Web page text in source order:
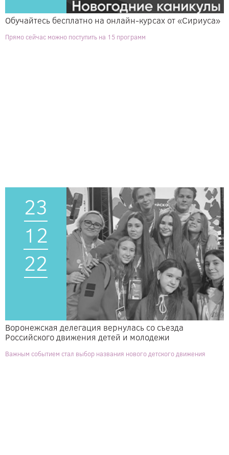
Обучайтесь бесплатно на онлайн-курсах от «Сириуса»
Прямо сейчас можно поступить на 15 программ
23
12
22
Воронежская делегация вернулась со съезда
Российского движения детей и молодежи
Важным событием стал выбор названия нового детского движения